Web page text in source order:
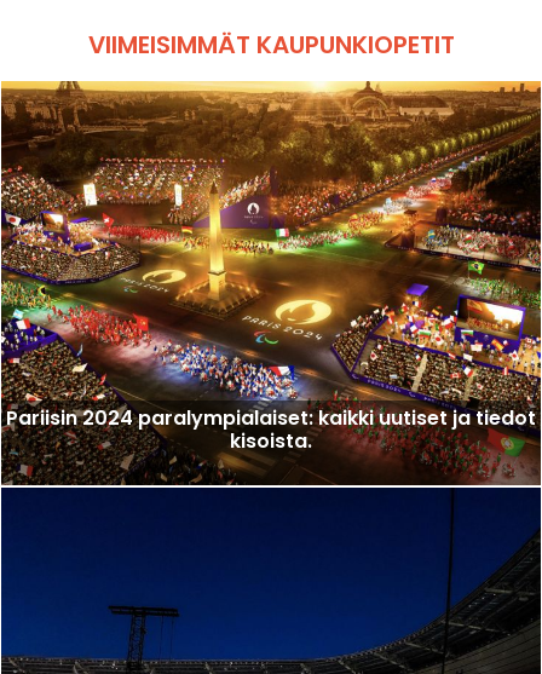
VIIMEISIMMÄT KAUPUNKIOPETIT
Pariisin 2024 paralympialaiset: kaikki uutiset ja tiedot
kisoista.